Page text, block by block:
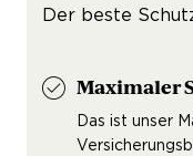
Der beste
Maximaler
Das ist unser